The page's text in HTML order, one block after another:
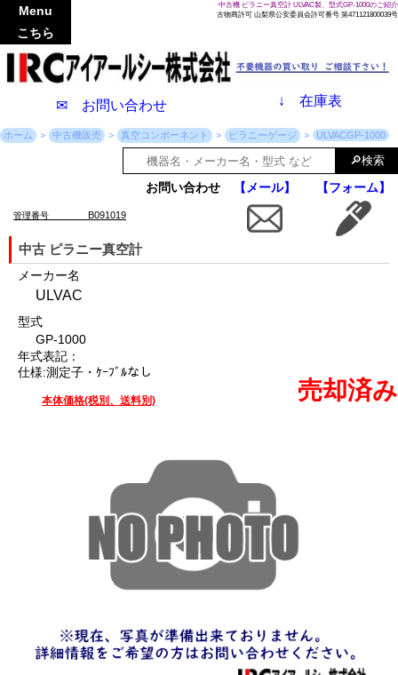
中古機 ピラニー真空計 ULVAC製、型式GP-1000のご紹介
古物商許可 山梨県公安委員会許可番号 第471121800039号
✉ お問い合わせ ↓ 在庫表
Menu
こちら
ホーム 中古機販売 真空コンポーネント ピラニーゲージ ULVACGP-1000
お問い合わせ 【メール】 【フォーム】
管理番号 B091019
中古 ピラニー真空計
メーカー名
ULVAC
型式
GP-1000
年式表記：
仕様:測定子・ｹｰﾌﾞﾙなし
本体価格(税別、送料別) 売却済み